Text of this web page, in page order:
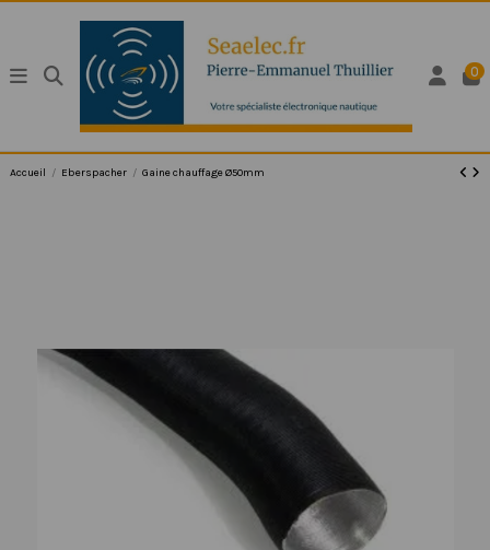
0
Accueil Eberspacher Gaine chauffage Ø50mm